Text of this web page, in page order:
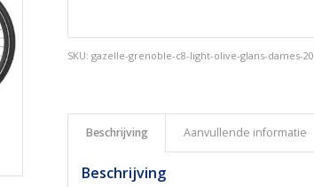
SKU:gazelle-grenoble-c8-light-olive-glans-dames-
Beschrijving Aanvullende informatie
Beschrijving